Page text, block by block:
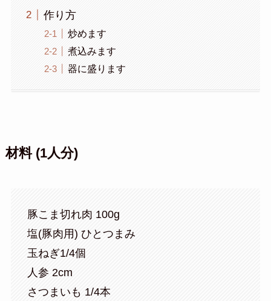
作り方
炒めます
煮込みます
器に盛ります
材料 (1人分)
豚こま切れ肉 100g
塩(豚肉用) ひとつまみ
玉ねぎ1/4個
人参 2cm
さつまいも 1/4本